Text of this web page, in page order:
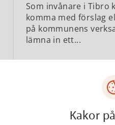
Som invånare i Tibro
komma med förslag
på kommunens
lämna in ett...
Kakor